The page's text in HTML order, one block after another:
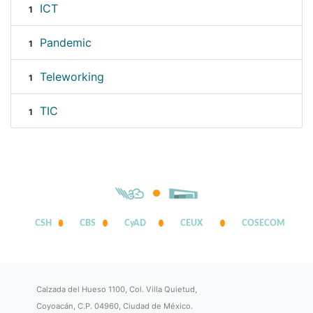
1 ICT
1 Pandemic
1 Teleworking
1 TIC
CSH CBS CyAD CEUX COSECOM
Calzada del Hueso 1100, Col. Villa Quietud,
Coyoacán, C.P. 04960, Ciudad de México.